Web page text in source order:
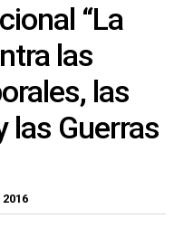
“La
las
las
las Guerras